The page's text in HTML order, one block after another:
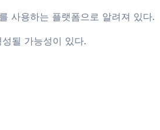
사용하는 플랫폼으로 알려져 있다.
될 가능성이 있다.